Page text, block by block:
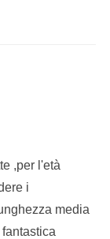
,per l'età
i
media